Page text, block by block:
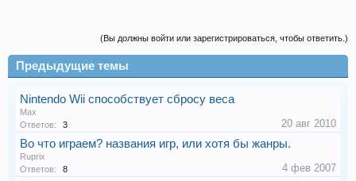
(Вы должны войти или зарегистрироваться, чтобы ответить.)
Предыдущие темы
Nintendo Wii способствует сбросу веса
Max
Ответов:
3 20 авг 2010
Во что играем? названия игр, или хотя бы жанры.
Ruprix
Ответов:
8 4 фев 2007